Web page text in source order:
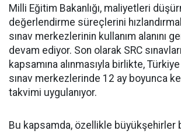
Milli Eğitim Bakanlığı, maliyetleri
değerlendirme süreçlerini
sınav merkezlerinin kullanım alanını
devam ediyor. Son olarak SRC
kapsamına alınmasıyla birlikte,
sınav merkezlerinde 12 ay boyunca
takvimi uygulanıyor.
Bu kapsamda, özellikle büyükşehirler